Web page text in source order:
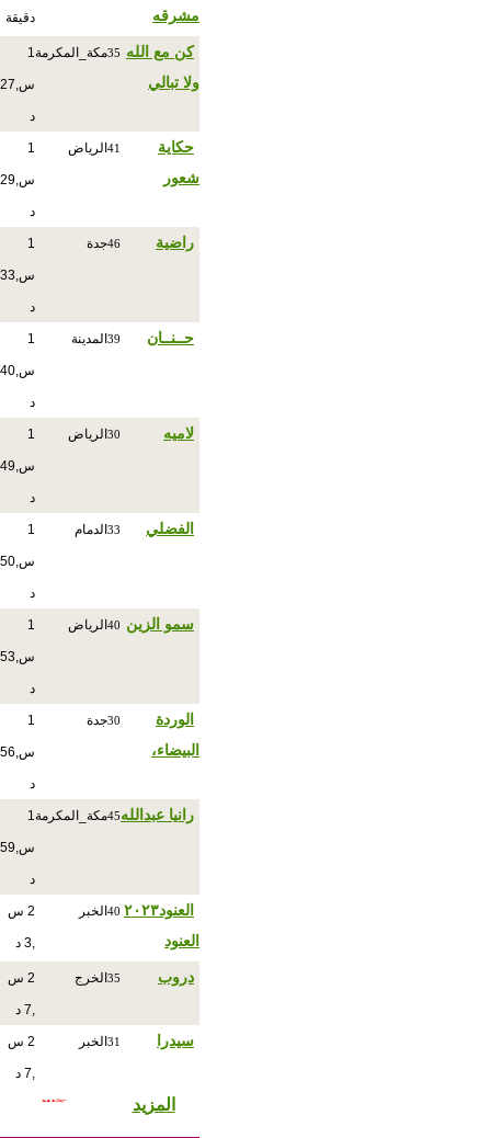
مشرقه دقيقة
كن مع الله
ولا تبالي
35مكة_المكرمة1
س,27
د
حكاية
شعور
41 الرياض 1
س,29
د
راضية 46جدة 1
س,33
د
حــنــان 39 المدينة 1
س,40
د
لاميه 30 الرياض 1
س,49
د
الفضلي 33 الدمام 1
س,50
د
سمو الزين 40 الرياض 1
س,53
د
الوردة
البيضاء،
30جدة 1
س,56
د
رانيا عبدالله45مكة_المكرمة1
س,59
د
العنود٢٠٢٣
العنود
40 الخبر 2 س
,3 د
دروب 35 الخرج 2 س
,7 د
سيدرا 31 الخبر 2 س
,7 د
المزيد